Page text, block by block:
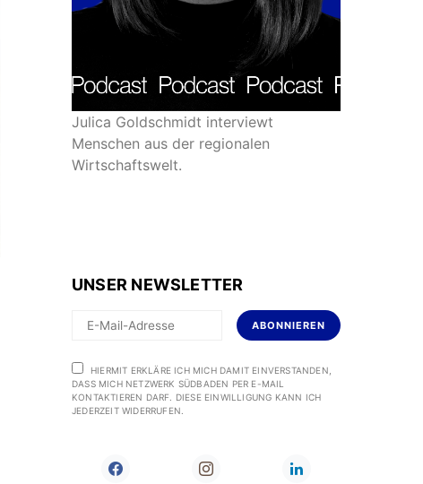
Julica Goldschmidt interviewt
Menschen aus der regionalen
Wirtschaftswelt.
UNSER NEWSLETTER
ABONNIEREN
HIERMIT ERKLÄRE ICH MICH DAMIT EINVERSTANDEN,
DASS MICH NETZWERK SÜDBADEN PER E-MAIL
KONTAKTIEREN DARF. DIESE EINWILLIGUNG KANN ICH
JEDERZEIT WIDERRUFEN.